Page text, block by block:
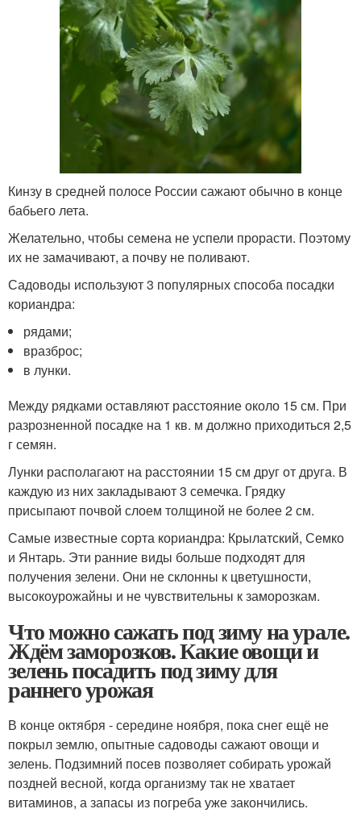
Кинзу в средней полосе России сажают обычно в конце
бабьего лета.
Желательно, чтобы семена не успели прорасти. Поэтому
их не замачивают, а почву не поливают.
Садоводы используют 3 популярных способа посадки
кориандра:
рядами;
вразброс;
в лунки.
Между рядками оставляют расстояние около 15 см. При
разрозненной посадке на 1 кв. м должно приходиться 2,5
г семян.
Лунки располагают на расстоянии 15 см друг от друга. В
каждую из них закладывают 3 семечка. Грядку
присыпают почвой слоем толщиной не более 2 см.
Самые известные сорта кориандра: Крылатский, Семко
и Янтарь. Эти ранние виды больше подходят для
получения зелени. Они не склонны к цветушности,
высокоурожайны и не чувствительны к заморозкам.
Что можно сажать под зиму на урале.
Ждём заморозков. Какие овощи и
зелень посадить под зиму для
раннего урожая
В конце октября - середине ноября, пока снег ещё не
покрыл землю, опытные садоводы сажают овощи и
зелень. Подзимний посев позволяет собирать урожай
поздней весной, когда организму так не хватает
витаминов, а запасы из погреба уже закончились.